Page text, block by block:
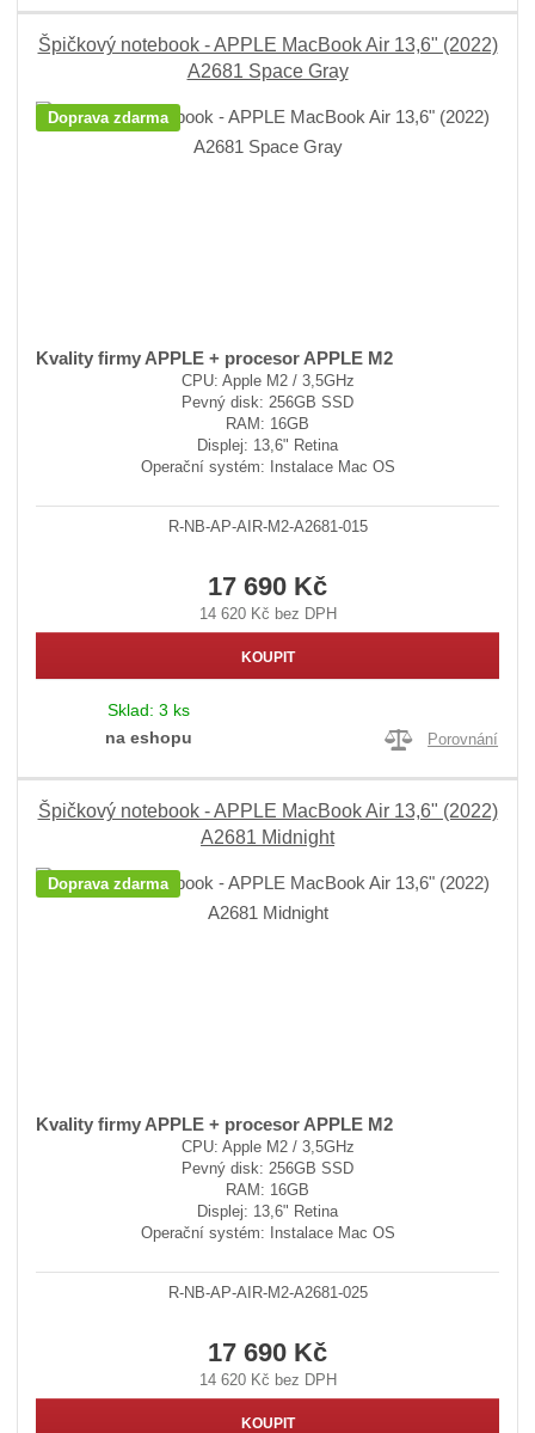
Špičkový notebook - APPLE MacBook Air 13,6" (2022)
A2681 Space Gray
Doprava zdarma
Kvality firmy APPLE + procesor APPLE M2
CPU: Apple M2 / 3,5GHz
Pevný disk: 256GB SSD
RAM: 16GB
Displej: 13,6" Retina
Operační systém: Instalace Mac OS
R-NB-AP-AIR-M2-A2681-015
17 690 Kč
14 620 Kč bez DPH
KOUPIT
Sklad: 3 ks
na eshopu
Porovnání
Špičkový notebook - APPLE MacBook Air 13,6" (2022)
A2681 Midnight
Doprava zdarma
Kvality firmy APPLE + procesor APPLE M2
CPU: Apple M2 / 3,5GHz
Pevný disk: 256GB SSD
RAM: 16GB
Displej: 13,6" Retina
Operační systém: Instalace Mac OS
R-NB-AP-AIR-M2-A2681-025
17 690 Kč
14 620 Kč bez DPH
KOUPIT